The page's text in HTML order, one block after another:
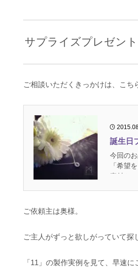
サプライズプレゼント
ご相談いただくきっかけは、こち
誕生日
今回の
「希望
素材や
ご依頼主は奥様。
ご主人がずっと欲しがっていて探
「11」の製作実例を見て、早速に